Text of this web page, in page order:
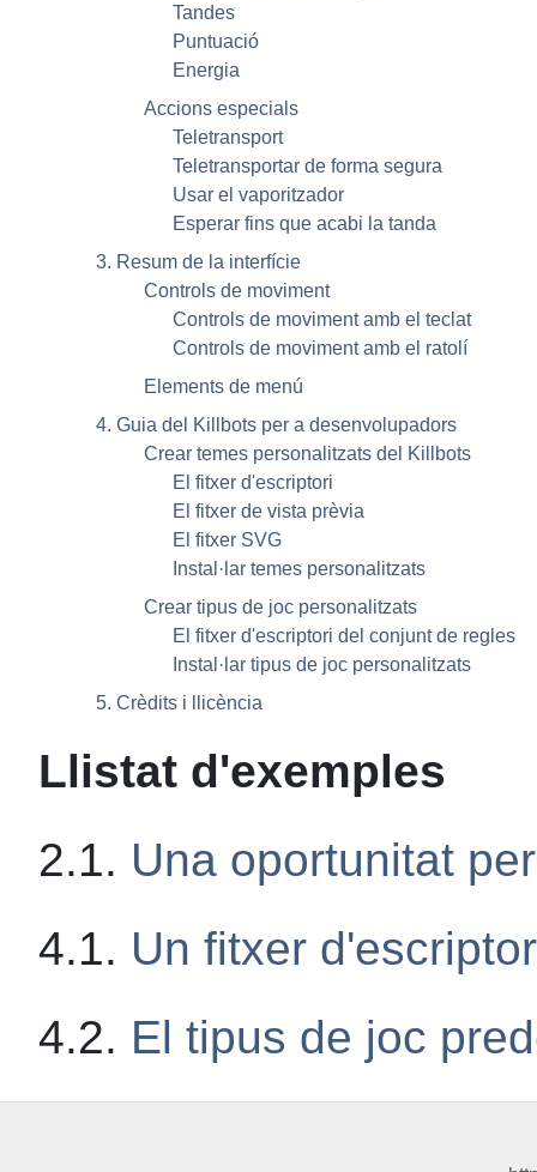
Tandes
Puntuació
Energia
Accions especials
Teletransport
Teletransportar de forma segura
Usar el vaporitzador
Esperar fins que acabi la tanda
3. Resum de la interfície
Controls de moviment
Controls de moviment amb el teclat
Controls de moviment amb el ratolí
Elements de menú
4. Guia del Killbots per a desenvolupadors
Crear temes personalitzats del Killbots
El fitxer d'escriptori
El fitxer de vista prèvia
El fitxer SVG
Instal·lar temes personalitzats
Crear tipus de joc personalitzats
El fitxer d'escriptori del conjunt de regles
Instal·lar tipus de joc personalitzats
5. Crèdits i llicència
Llistat d'exemples
2.1. Una oportunitat
4.1. Un fitxer
4.2. El tipus de joc